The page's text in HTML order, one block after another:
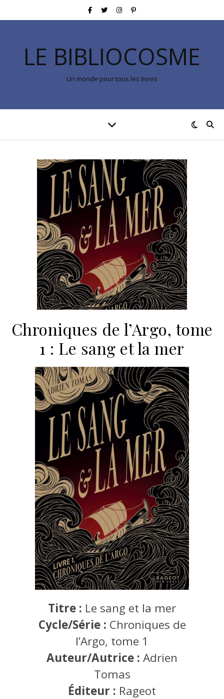
LE BIBLIOCOSME
Un monde pour tous les livres
Chroniques de l’Argo, tome
1 : Le sang et la mer
Titre : Le sang et la mer
Cycle/Série : Chroniques de
l’Argo, tome 1
Auteur/Autrice : Adrien
Tomas
Éditeur : Rageot